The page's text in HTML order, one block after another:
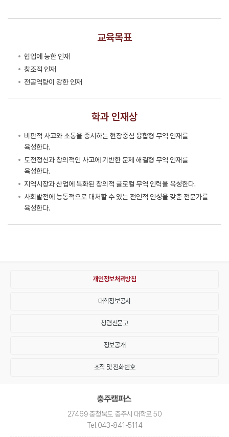
교육목표
협업에 능한 인재
창조적 인재
전공역량이 강한 인재
학과 인재상
비판적 사고와 소통을 중시하는 현장중심 융합형 무역 인재를
육성한다.
도전정신과 창의적인 사고에 기반한 문제 해결형 무역 인재를
육성한다.
지역시장과 산업에 특화된 창의적 글로컬 무역 인력을 육성한다.
사회발전에 능동적으로 대처할 수 있는 전인적 인성을 갖춘 전문가를
육성한다.
개인정보처리방침
대학정보공시
청렴신문고
정보공개
조직 및 전화번호
충주캠퍼스
27469 충청북도 충주시 대학로 50
Tel.043-841-5114